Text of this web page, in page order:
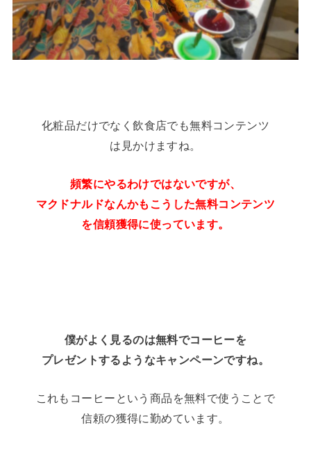
化粧品だけでなく飲食店でも無料コンテンツ
は見かけますね。
頻繁にやるわけではないですが、
マクドナルドなんかもこうした無料コンテンツ
を信頼獲得に使っています。
僕がよく見るのは無料でコーヒーを
プレゼントするようなキャンペーンですね。
これもコーヒーという商品を無料で使うことで
信頼の獲得に勤めています。